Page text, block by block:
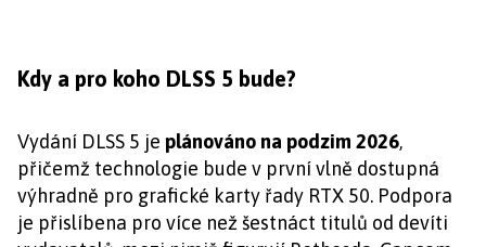
Kdy a pro koho DLSS 5 bude?
Vydání DLSS 5 je plánováno na podzim 2026,
přičemž technologie bude v první vlně dostupná
výhradně pro grafické karty řady RTX 50. Podpora
je přislíbena pro více než šestnáct titulů od devíti